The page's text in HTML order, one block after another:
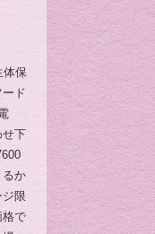
体保
ド
下
るか
限
格で